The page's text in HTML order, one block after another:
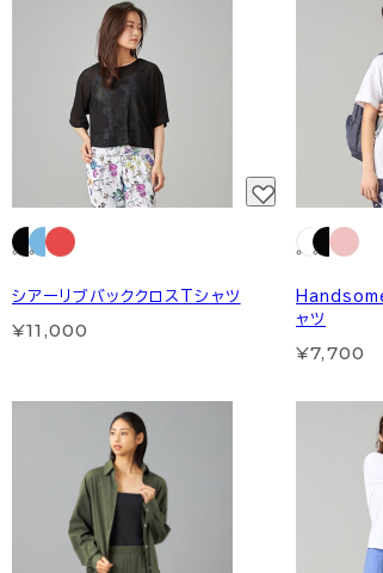
シアーリブバッククロスTシャツ
¥11,000
ャツ
¥7,700